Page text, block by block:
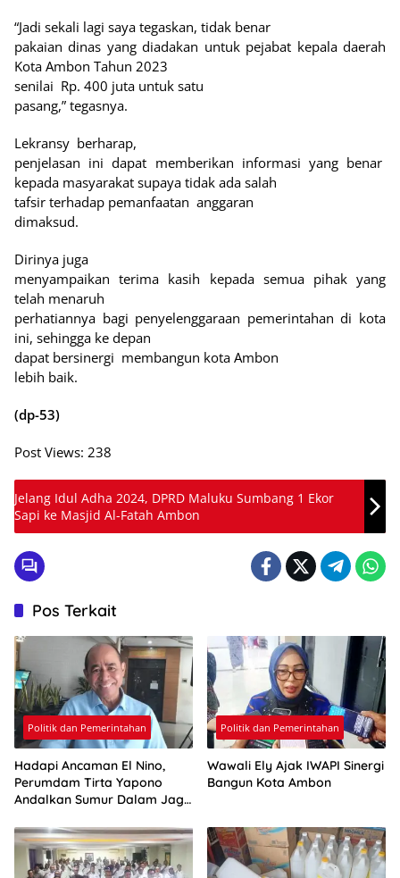
“Jadi sekali lagi saya tegaskan, tidak benar
pakaian dinas yang diadakan untuk pejabat kepala daerah
Kota Ambon Tahun 2023
senilai Rp. 400 juta untuk satu
pasang,” tegasnya.
Lekransy berharap,
penjelasan ini dapat memberikan informasi yang benar
kepada masyarakat supaya tidak ada salah
tafsir terhadap pemanfaatan anggaran
dimaksud.
Dirinya juga
menyampaikan terima kasih kepada semua pihak yang
telah menaruh
perhatiannya bagi penyelenggaraan pemerintahan di kota
ini, sehingga ke depan
dapat bersinergi membangun kota Ambon
lebih baik.
(dp-53)
Post Views: 238
Jelang Idul Adha 2024, DPRD Maluku Sumbang 1 Ekor
Sapi ke Masjid Al-Fatah Ambon
Pos Terkait
Politik dan Pemerintahan
Hadapi Ancaman El Nino,
Perumdam Tirta Yapono
Andalkan Sumur Dalam Jaga
Politik dan Pemerintahan
Wawali Ely Ajak IWAPI Sinergi
Bangun Kota Ambon